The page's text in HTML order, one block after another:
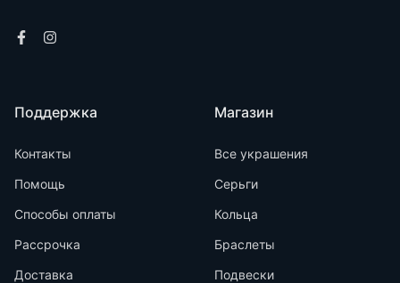
Поддержка
Контакты
Помощь
Способы оплаты
Рассрочка
Доставка
Магазин
Все украшения
Серьги
Кольца
Браслеты
Подвески